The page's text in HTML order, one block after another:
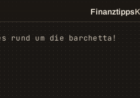
Finanztipps
rund um die barchetta!